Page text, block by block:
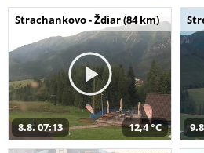
Strachankovo - Ždiar (84 km)
8.8. 07:13 12,4 °C